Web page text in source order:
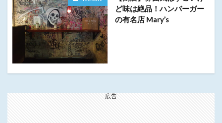
ど味は絶品！ハンバーガー
の有名店 Mary’s
広告